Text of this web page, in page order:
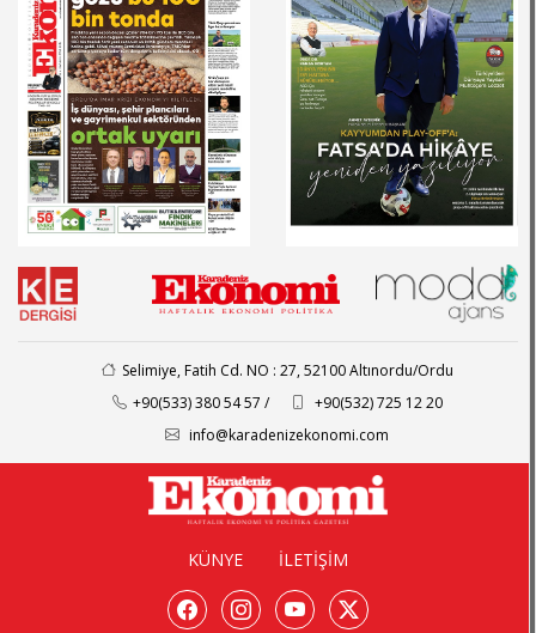
Selimiye, Fatih Cd. NO : 27, 52100 Altınordu/Ordu
+90(533) 380 54 57 /
+90(532) 725 12 20
info@karadenizekonomi.com
KÜNYE İLETİŞİM